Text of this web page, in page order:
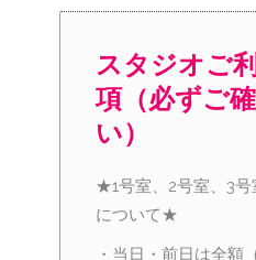
スタジオご
項（必ずご
い）
★1号室、2号室、3
について★
・当日・前日は全額